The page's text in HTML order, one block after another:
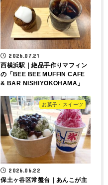
2026.07.21
西横浜駅｜絶品手作りマフィン
の「BEE BEE MUFFIN CAFE
& BAR NISHIYOKOHAMA」
お菓子・スイーツ
2026.06.22
保土ヶ谷区常盤台｜あんこが主